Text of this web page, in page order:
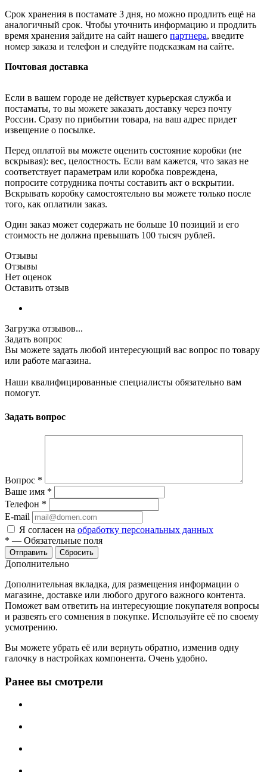
Срок хранения в постамате 3 дня, но можно продлить ещё на
аналогичный срок. Чтобы уточнить информацию и продлить
время хранения зайдите на сайт нашего партнера, введите
номер заказа и телефон и следуйте подсказкам на сайте.
Почтовая доставка
Если в вашем городе не действует курьерская служба и
постаматы, то вы можете заказать доставку через почту
России. Сразу по прибытии товара, на ваш адрес придет
извещение о посылке.
Перед оплатой вы можете оценить состояние коробки (не
вскрывая): вес, целостность. Если вам кажется, что заказ не
соответствует параметрам или коробка повреждена,
попросите сотрудника почты составить акт о вскрытии.
Вскрывать коробку самостоятельно вы можете только после
того, как оплатили заказ.
Один заказ может содержать не больше 10 позиций и его
стоимость не должна превышать 100 тысяч рублей.
Отзывы
Отзывы
Нет оценок
Оставить отзыв
Загрузка отзывов...
Задать вопрос
Вы можете задать любой интересующий вас вопрос по товару
или работе магазина.
Наши квалифицированные специалисты обязательно вам
помогут.
Задать вопрос
Вопрос *
Ваше имя *
Телефон *
E-mail
Я согласен на обработку персональных данных
* — Обязательные поля
Отправить Сбросить
Дополнительно
Дополнительная вкладка, для размещения информации о
магазине, доставке или любого другого важного контента.
Поможет вам ответить на интересующие покупателя вопросы
и развеять его сомнения в покупке. Используйте её по своему
усмотрению.
Вы можете убрать её или вернуть обратно, изменив одну
галочку в настройках компонента. Очень удобно.
Ранее вы смотрели